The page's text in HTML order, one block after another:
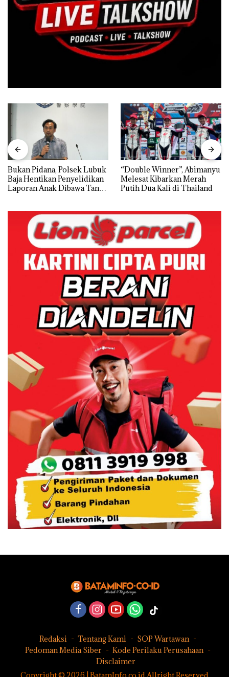
Bukan Pidana, Polsek Lubuk
Baja Hentikan Penyelidikan
Laporan Anak Dibawa Tanpa
“Double Winner”, Abimanyu
Melesat Kibarkan Merah
Putih Dua Kali di Thailand
Redaksi Tentang Kami
SOP Wartawan
Pedoman Media Siber
Kode Perilaku Perusahaan
Disclaimer